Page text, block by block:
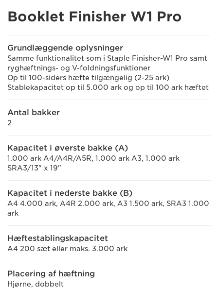
Booklet Finisher W1 Pro
Grundlæggende oplysninger
Samme funktionalitet som i Staple Finisher-W1 Pro samt
ryghæftnings- og V-foldningsfunktioner
Op til 100-siders hæfte tilgængelig (2-25 ark)
Stablekapacitet op til 5.000 ark og op til 100 ark hæftet
Antal bakker
2
Kapacitet i øverste bakke (A)
1.000 ark A4/A4R/A5R, 1.000 ark A3, 1.000 ark
SRA3/13" x 19"
Kapacitet i nederste bakke (B)
A4 4.000 ark, A4R 2.000 ark, A3 1.500 ark, SRA3 1.000
ark
Hæftestablingskapacitet
A4 200 sæt eller maks. 3.000 ark
Placering af hæftning
Hjørne, dobbelt